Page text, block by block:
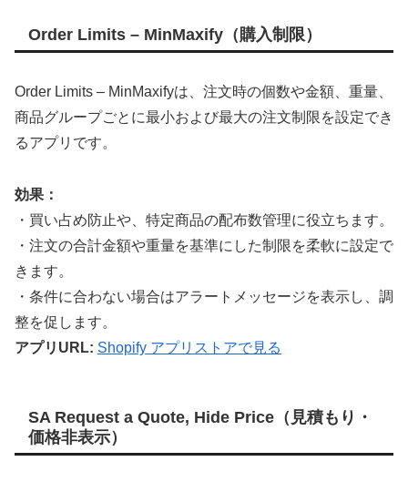
Order Limits – MinMaxify（購入制限）
Order Limits – MinMaxifyは、注文時の個数や金額、重量、
商品グループごとに最小および最大の注文制限を設定でき
るアプリです。
効果：
・買い占め防止や、特定商品の配布数管理に役立ちます。
・注文の合計金額や重量を基準にした制限を柔軟に設定で
きます。
・条件に合わない場合はアラートメッセージを表示し、調
整を促します。
アプリURL: Shopify アプリストアで見る
SA Request a Quote, Hide Price（見積もり・
価格非表示）